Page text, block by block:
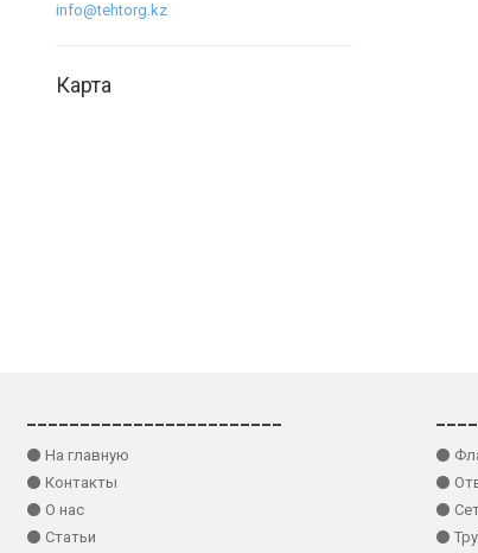
info@tehtorg.kz
Карта
⚫ На главную
⚫ Контакты
⚫ О нас
⚫ Статьи
⚫
⚫
⚫
⚫